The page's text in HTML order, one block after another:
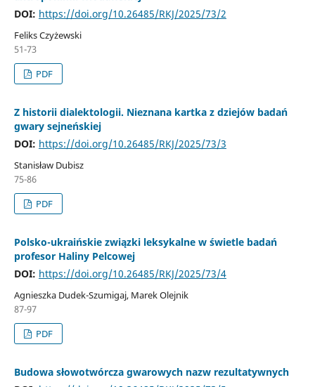
DOI: https://doi.org/10.26485/RKJ/2025/73/2
Feliks Czyżewski
51-73
PDF
Z historii dialektologii. Nieznana kartka z dziejów badań
gwary sejneńskiej
DOI: https://doi.org/10.26485/RKJ/2025/73/3
Stanisław Dubisz
75-86
PDF
Polsko-ukraińskie związki leksykalne w świetle badań
profesor Haliny Pelcowej
DOI: https://doi.org/10.26485/RKJ/2025/73/4
Agnieszka Dudek-Szumigaj, Marek Olejnik
87-97
PDF
Budowa słowotwórcza gwarowych nazw rezultatywnych